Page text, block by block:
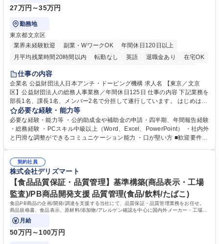
27万円～35万円
勤務地
東京都文京区
業界未経験歓迎
副業・WワークOK
年間休日120日以上
月平均残業時間20時間以内
転勤なし 英語 退職金あり
在宅OK
賞与あり
育休あり
食事補助あり
仕事の内容
企業名 公益財団法人日本アンチ・ドーピング機構 求人名 【東京／文京
区】公益財団法人の総務人事業務／年間休日125日 仕事の内容 下記業務を
部長1名、課長1名、メンバー2名で分担して遂行しています。 はじめは担
当者として業務を覚えていただき、ゆくゆくはリーダーやマネージャーポ
ジションとして活躍いただくことを期待しています。 【総務・人事グルー
プの業務内容】 ・人事制度関連 ・採用活動 ・教育研修の企画、実行 ・勤
怠管理 ・官公庁への各種提出 ・法定の会議運営（評議員会、理事会） ・
管理 ・福利厚生関連 ・職員からの問合せ、相談対応 ・その他日常の総務
業務全般 募集職種 【東京／文京区】公益財団法人の総務人事業務／年間
休日125日
必要な経験・能力等
必要な経験・能力等 ・公的助成金や補助金の申請・四半期、年間報告経験
・総務経験 ・PCスキル中級以上（Word、Excel、PowerPoint） ・社内外
と円滑な調整ができるコミュニケーション能力 ・口が堅い方 ■歓迎要件
契約社員
株式会社デリズマート
【食品品質保証・品質管理】基準構築(商品表示・工場
監査)/PB商品開発支援 品質管理(食品/飲料/たばこ)
食品PB商品の企画/開発/調達を支援する当社にて、品質保証・品質管理業務をお任せ。
商品規格書、食品表示、原材料/添加物/アレルゲン確認を中心に国内外メーカー・工場の
品質基準整備から発売後対応まで担います。
月給
50万円～100万円